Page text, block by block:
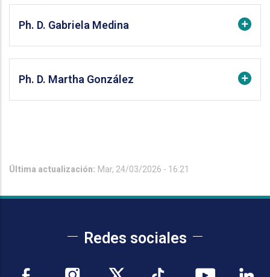
Ph. D. Gabriela Medina
Ph. D. Martha González
Última actualización: Mar, 24/03/2026 - 16:21
Redes sociales